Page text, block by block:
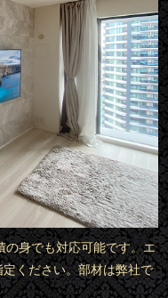
の身でも対応可能です。エ
ください。部材は弊社で